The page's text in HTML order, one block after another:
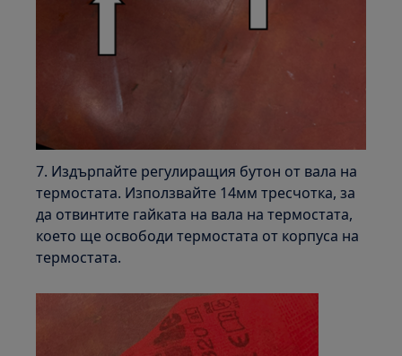
7. Издърпайте регулиращия бутон от вала на
термостата. Използвайте 14мм тресчотка, за
да отвинтите гайката на вала на термостата,
което ще освободи термостата от корпуса на
термостата.